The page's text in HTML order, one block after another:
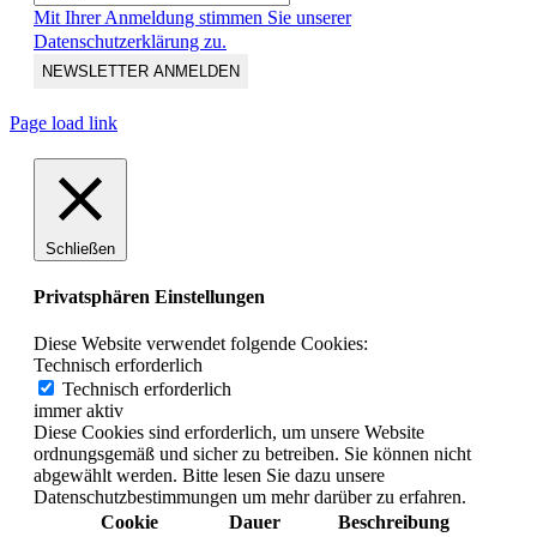
Mit Ihrer Anmeldung stimmen Sie unserer
Datenschutzerklärung zu.
Page load link
Schließen
Privatsphären Einstellungen
Diese Website verwendet folgende Cookies:
Technisch erforderlich
Technisch erforderlich
immer aktiv
Diese Cookies sind erforderlich, um unsere Website
ordnungsgemäß und sicher zu betreiben. Sie können nicht
abgewählt werden. Bitte lesen Sie dazu unsere
Datenschutzbestimmungen um mehr darüber zu erfahren.
Cookie
Dauer Beschreibung